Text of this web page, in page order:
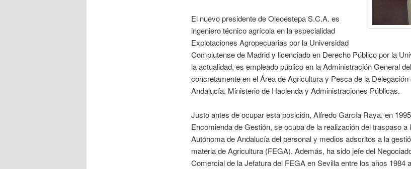
El nuevo presidente de Oleoestepa S.C.A. es
ingeniero técnico agrícola en la especialidad
Explotaciones Agropecuarias por la Universidad
Complutense de Madrid y licenciado en Derecho Público por la
la actualidad, es empleado público en la Administración General
concretamente en el Área de Agricultura y Pesca de la Delegación
Andalucía, Ministerio de Hacienda y Administraciones Públicas.
Justo antes de ocupar esta posición, Alfredo García Raya, en
Encomienda de Gestión, se ocupa de la realización del traspaso a
Autónoma de Andalucía del personal y medios adscritos a la
materia de Agricultura (FEGA). Además, ha sido jefe del
Comercial de la Jefatura del FEGA en Sevilla entre los años 1984